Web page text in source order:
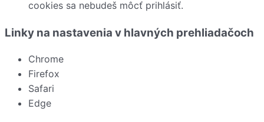
cookies sa nebudeš môcť prihlásiť.
Linky na nastavenia v hlavných prehliadačoch
Chrome
Firefox
Safari
Edge